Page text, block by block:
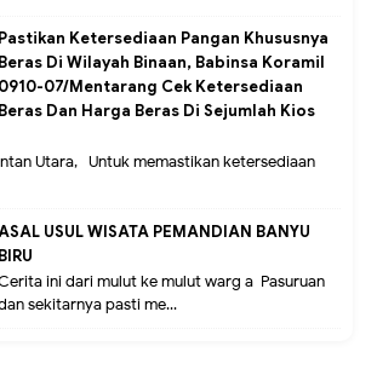
Pastikan Ketersediaan Pangan Khususnya
Beras Di Wilayah Binaan, Babinsa Koramil
0910-07/Mentarang Cek Ketersediaan
Beras Dan Harga Beras Di Sejumlah Kios
Utara,- Untuk memastikan ketersediaan
USUL WISATA PEMANDIAN BANYU
BIRU
ini dari mulut ke mulut warg a Pasuruan
sekitarnya pasti me...